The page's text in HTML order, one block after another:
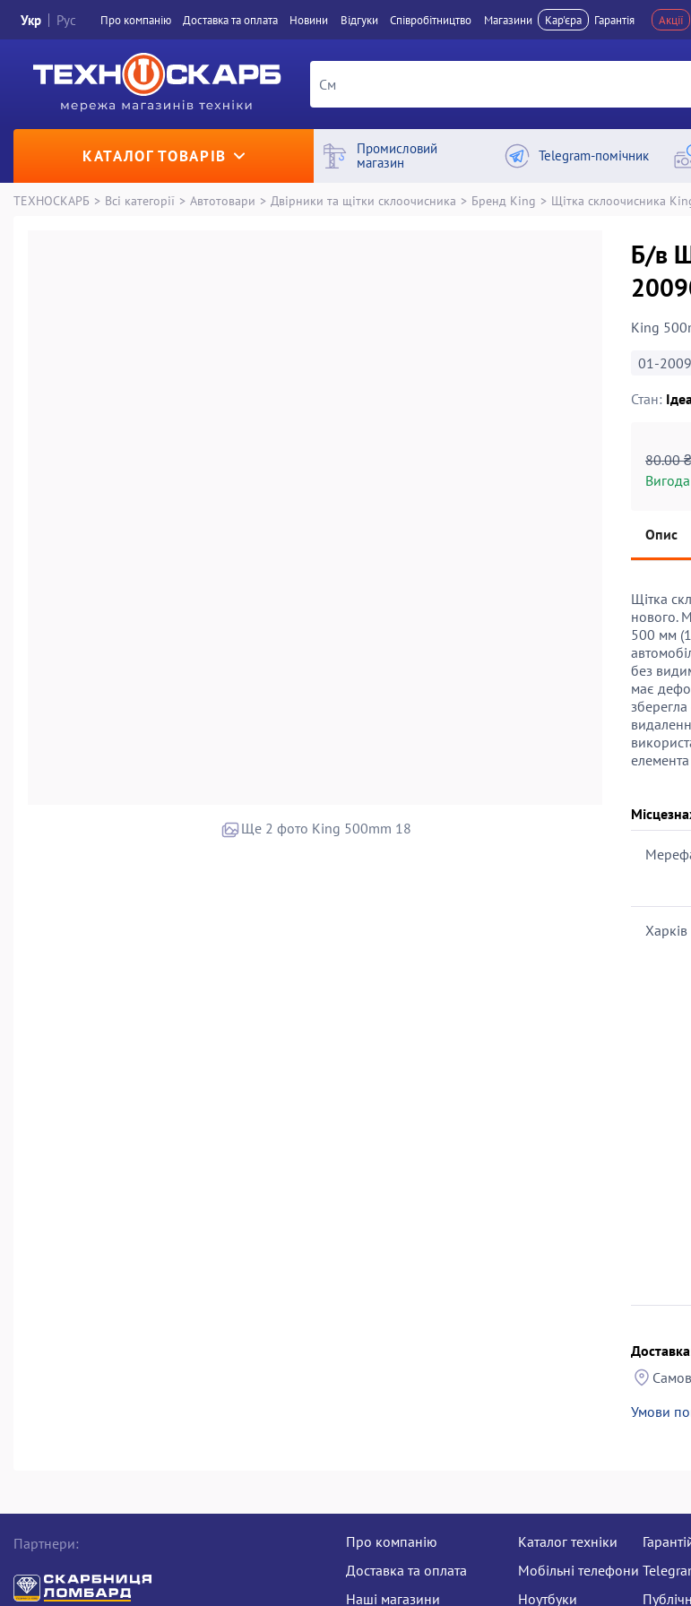
Укр Рус Про компанiю Доставка та оплата Новини Вiдгуки Співробітництво Магазини Кар'єра Гарантія Акції
КАТАЛОГ ТОВАРІВ
Промисловий
магазин
Telegram-помічник
ТЕХНОСКАРБ > Всі категорії > Автотовари > Двірники та щітки склоочисника > Бренд King > Щітка склоочисника
Ще 2 фото King 500mm 18
Б/в
King
01-
Стан:
80.00 ₴
Вигода
Опис
Щітка
нового.
500 мм
без
має
Харків
Умови
Партнери:
Про компанію
Доставка та оплата
Наші магазини
Каталог техніки
Мобільні телефони
Ноутбуки